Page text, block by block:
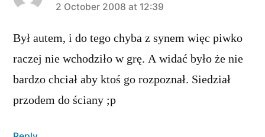
says:
2 October 2008 at 12:39
Był autem, i do tego chyba z synem więc piwko
raczej nie wchodziło w grę. A widać było że nie
bardzo chciał aby ktoś go rozpoznał. Siedział
przodem do ściany ;p